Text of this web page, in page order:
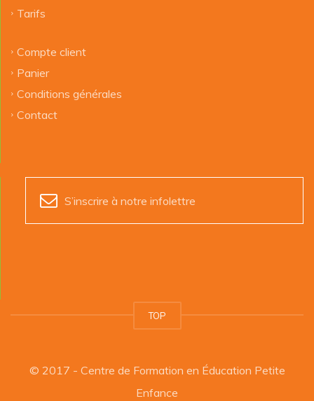
Tarifs
Compte client
Panier
Conditions générales
Contact
S’inscrire à notre infolettre
TOP
© 2017 - Centre de Formation en Éducation Petite
Enfance